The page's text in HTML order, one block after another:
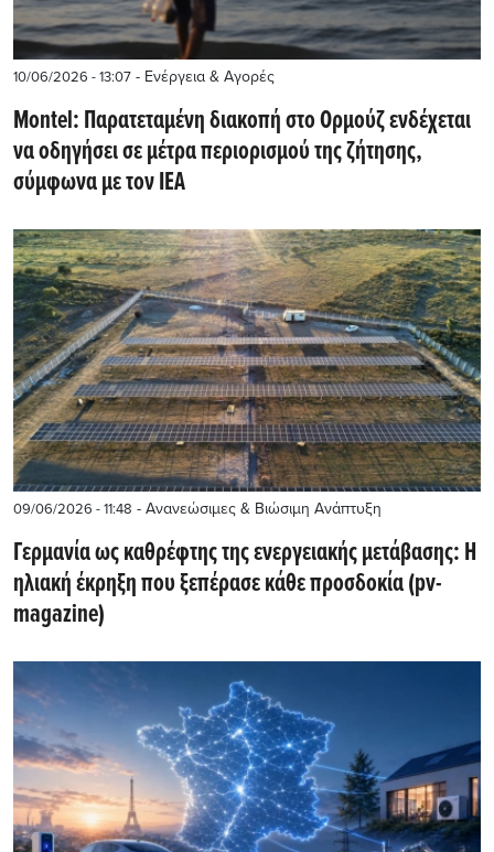
10/06/2026 - 13:07 - Ενέργεια & Αγορές
Montel: Παρατεταμένη διακοπή στο Ορμούζ ενδέχεται
να οδηγήσει σε μέτρα περιορισμού της ζήτησης,
σύμφωνα με τον IEA
09/06/2026 - 11:48 - Ανανεώσιμες & Βιώσιμη Ανάπτυξη
Γερμανία ως καθρέφτης της ενεργειακής μετάβασης: Η
ηλιακή έκρηξη που ξεπέρασε κάθε προσδοκία (pv-
magazine)